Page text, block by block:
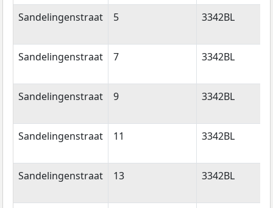
Sandelingenstraat
5 3342BL
Sandelingenstraat
7 3342BL
Sandelingenstraat
9 3342BL
Sandelingenstraat
11 3342BL
Sandelingenstraat
13 3342BL